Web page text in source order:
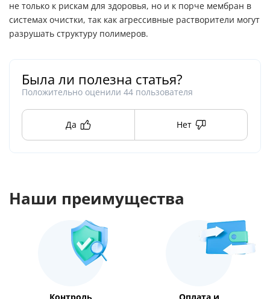
не только к рискам для здоровья, но и к порче мембран в
системах очистки, так как агрессивные растворители могут
разрушать структуру полимеров.
Была ли полезна статья?
Положительно оценили 44 пользователя
Да Нет
Наши преимущества
Контроль
Оплата и